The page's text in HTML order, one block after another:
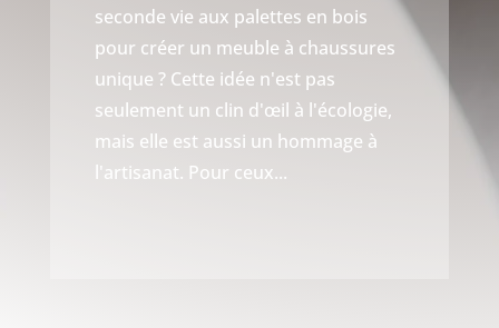
seconde vie aux palettes en bois
pour créer un meuble à chaussures
unique ? Cette idée n'est pas
seulement un clin d'œil à l'écologie,
mais elle est aussi un hommage à
l'artisanat. Pour ceux...